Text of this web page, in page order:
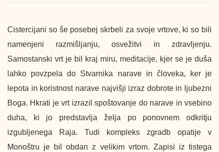
Cistercijani so še posebej skrbeli za svoje vrtove, ki so bili
namenjeni razmišljanju, osvežitvi in ​​zdravljenju.
Samostanski vrt je bil kraj miru, meditacije, kjer se je duša
lahko povzpela do Stvarnika narave in človeka, ker je
lepota in koristnost narave najvišji izraz dobrote in ljubezni
Boga. Hkrati je vrt izrazil spoštovanje do narave in vsebino
duha, ki jo predstavlja želja po ponovnem odkritju
izgubljenega Raja. Tudi kompleks zgradb opatije v
Monoštru je bil obdan z velikim vrtom. Zapisi iz tistega